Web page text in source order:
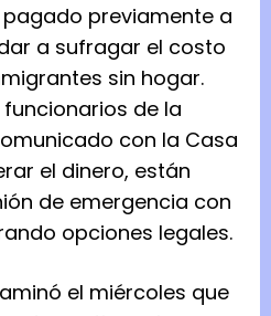
previamente a
a sufragar el costo
sin hogar.
de la
con la Casa
el dinero, están
de emergencia con
opciones legales.
el miércoles que